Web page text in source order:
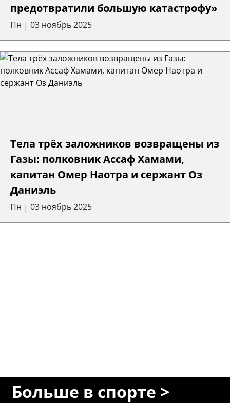
предотвратили большую катастрофу»
Пн | 03 ноябрь 2025
Тела трёх заложников возвращены из
Газы: полковник Ассаф Хамами,
капитан Омер Наотра и сержант Оз
Даниэль
Пн | 03 ноябрь 2025
Больше в спорте >